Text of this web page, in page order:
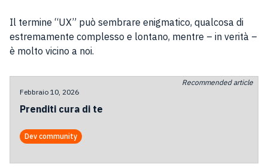
Il termine “UX” può sembrare enigmatico, qualcosa di
estremamente complesso e lontano, mentre – in verità –
è molto vicino a noi.
Recommended article
Febbraio 10, 2026
Prenditi cura di te
Dev community